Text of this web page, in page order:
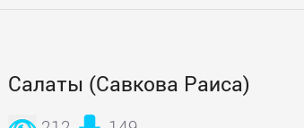
Салаты (Савкова Раиса)